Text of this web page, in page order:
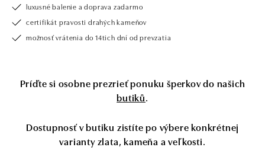
luxusné balenie a doprava zadarmo
certifikát pravosti drahých kameňov
možnosť vrátenia do 14tich dní od prevzatia
Príďte si osobne prezrieť ponuku šperkov do našich
butiků.
Dostupnosť v butiku zistíte po výbere konkrétnej
varianty zlata, kameňa a veľkosti.